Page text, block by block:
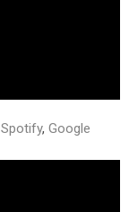
Spotify, Google